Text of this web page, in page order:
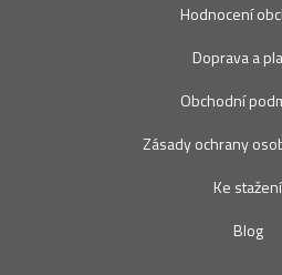
Hodnocení
Doprava a
Obchodní
Zásady ochrany
Ke stažení
Blog